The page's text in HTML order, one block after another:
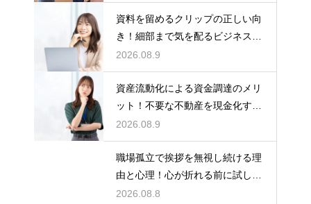
資料を留めるクリップの正しい向
き！細部まで気を配るビジネスマ
ナーの基本
2026.08.9
資産流動化による資金調達のメリ
ット！不要な不動産を現金化する
仕組み
2026.08.9
職場孤立で挨拶を無視し続ける理
由と心理！心が折れる前に試した
い関係改善策
2026.08.8